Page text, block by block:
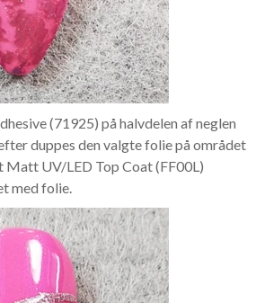
(71925) på halvdelen af neglen
duppes den valgte folie på området
Matt UV/LED Top Coat (FF00L)
med folie.